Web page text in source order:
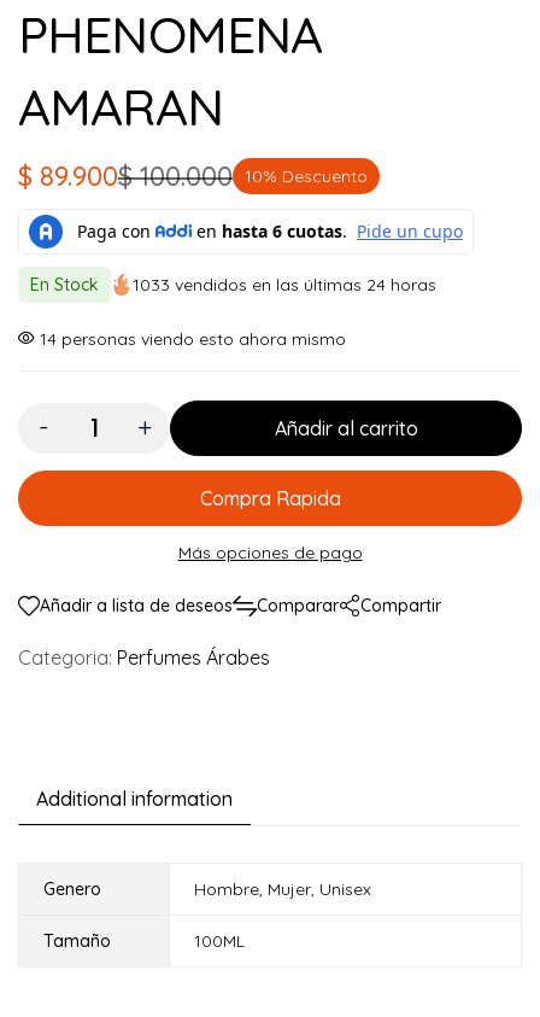
PHENOMENA
AMARAN
$100.000
El
precio
original
era:
$ 100.000.
$ 89.900
El
precio
actual
es:
$ 89.900.
10% Descuento
En Stock 1033 vendidos en las últimas 24 horas
14 personas viendo esto ahora mismo
Cantidad:
Añadir al carrito
Compra Rapida
Más opciones de pago
Añadir a lista de deseos Comparar Compartir
Categoria: Perfumes Árabes
Additional information
Genero Hombre Mujer Unisex
Tamaño 100ML